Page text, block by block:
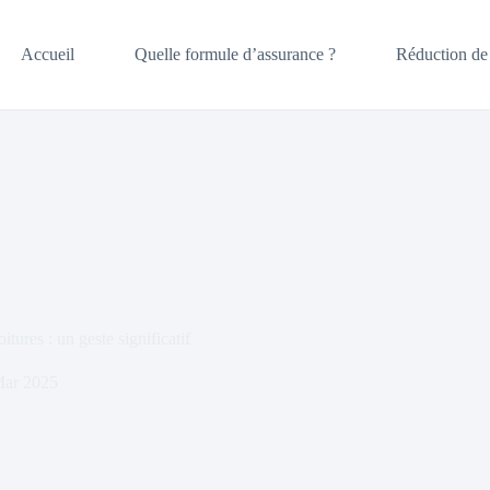
Accueil Quelle formule d’assurance ? Réduction de